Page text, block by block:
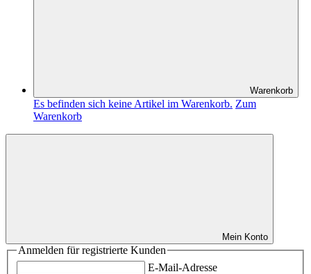
Warenkorb
Es befinden sich keine Artikel im Warenkorb. Zum
Warenkorb
Mein Konto
Anmelden für registrierte Kunden
E-Mail-Adresse